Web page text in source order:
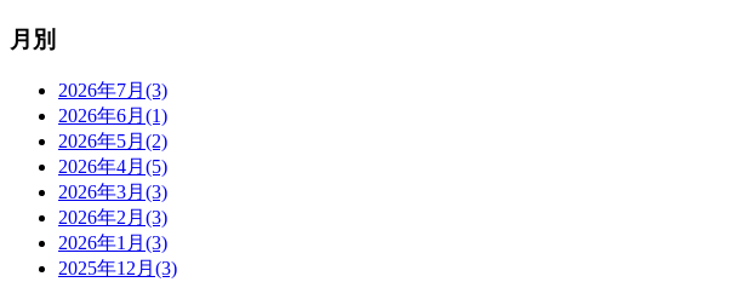
月別
2026年7月(3)
2026年6月(1)
2026年5月(2)
2026年4月(5)
2026年3月(3)
2026年2月(3)
2026年1月(3)
2025年12月(3)